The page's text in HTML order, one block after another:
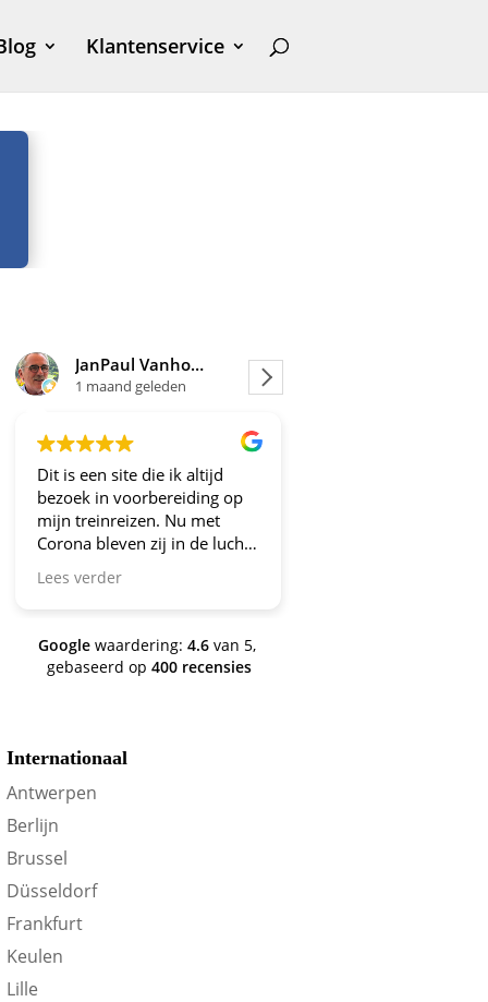
Klantenservice
JanPaul Vanhoven
1 maand geleden
Dit is een site die ik altijd
bezoek in voorbereiding op
mijn treinreizen. Nu met
Corona bleven zij in de lucht.
Bravo en ga zo door! En nu
zijn we een aantal jaren
site om je te oriënteren op
trein-voordeel!
Lees verder
Google waardering: 4.6 van 5,
gebaseerd op400 recensies
Internationaal
Antwerpen
Berlijn
Brussel
Düsseldorf
Frankfurt
Keulen
Lille